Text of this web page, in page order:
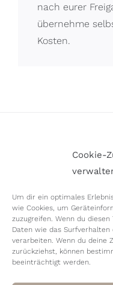
Cookie-
Um dir ein optimales
wie Cookies, um
zuzugreifen. Wenn du
Daten wie das
verarbeiten. Wenn du deine
zurückziehst, können
beeinträchtigt werden.
nach eurer
übernehme
Kosten.